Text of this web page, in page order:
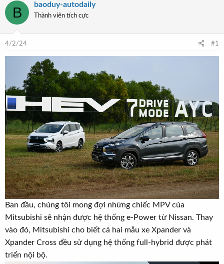
r
e
d
t
e
à
y
ầ
u
B baoduy-autodaily
Thành viên tích cực
4/2/24 #1
Ban đầu, chúng tôi mong đợi những chiếc MPV của
Mitsubishi sẽ nhận được hệ thống e-Power từ Nissan. Thay
vào đó, Mitsubishi cho biết cả hai mẫu xe Xpander và
Xpander Cross đều sử dụng hệ thống full-hybrid được phát
triển nội bộ.